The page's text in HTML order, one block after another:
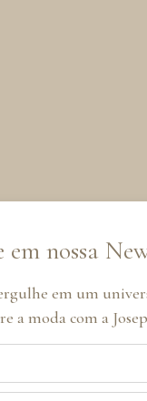
em nossa
em um
a moda com a